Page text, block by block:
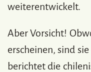
weiterentwickelt.
Aber Vorsicht!
erscheinen, sind
berichtet die